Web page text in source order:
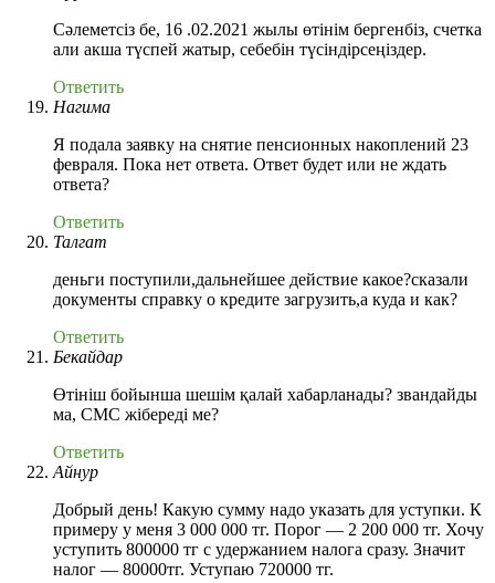
Сәлеметсіз бе, 16 .02.2021 жылы өтінім бергенбіз, счетка
али акша түспей жатыр, себебін түсіндірсеңіздер.
Ответить
Нагима
Я подала заявку на снятие пенсионных накоплений 23
февраля. Пока нет ответа. Ответ будет или не ждать
ответа?
Ответить
Талгат
деньги поступили,дальнейшее действие какое?сказали
документы справку о кредите загрузить,а куда и как?
Ответить
Бекайдар
Өтініш бойынша шешім қалай хабарланады? звандайды
ма, СМС жібереді ме?
Ответить
Айнур
Добрый день! Какую сумму надо указать для уступки. К
примеру у меня 3 000 000 тг. Порог — 2 200 000 тг. Хочу
уступить 800000 тг с удержанием налога сразу. Значит
налог — 80000тг. Уступаю 720000 тг.